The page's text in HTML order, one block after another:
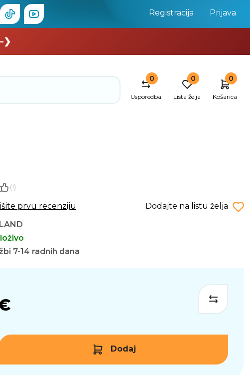
Registracija Prijava
0
Usporedba
0
Lista želja
0
Košarica
(1)
prvu recenziju
Dodajte na listu želja
7-14 radnih dana
Dodaj